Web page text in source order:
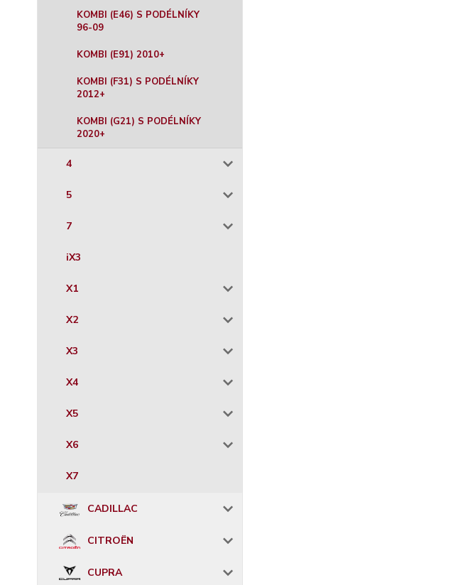
KOMBI (E46) S PODÉLNÍKY
96-09
KOMBI (E91) 2010+
KOMBI (F31) S PODÉLNÍKY
2012+
KOMBI (G21) S PODÉLNÍKY
2020+
4
5
7
iX3
X1
X2
X3
X4
X5
X6
X7
CADILLAC
CITROËN
CUPRA